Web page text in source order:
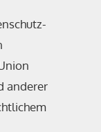
anderer